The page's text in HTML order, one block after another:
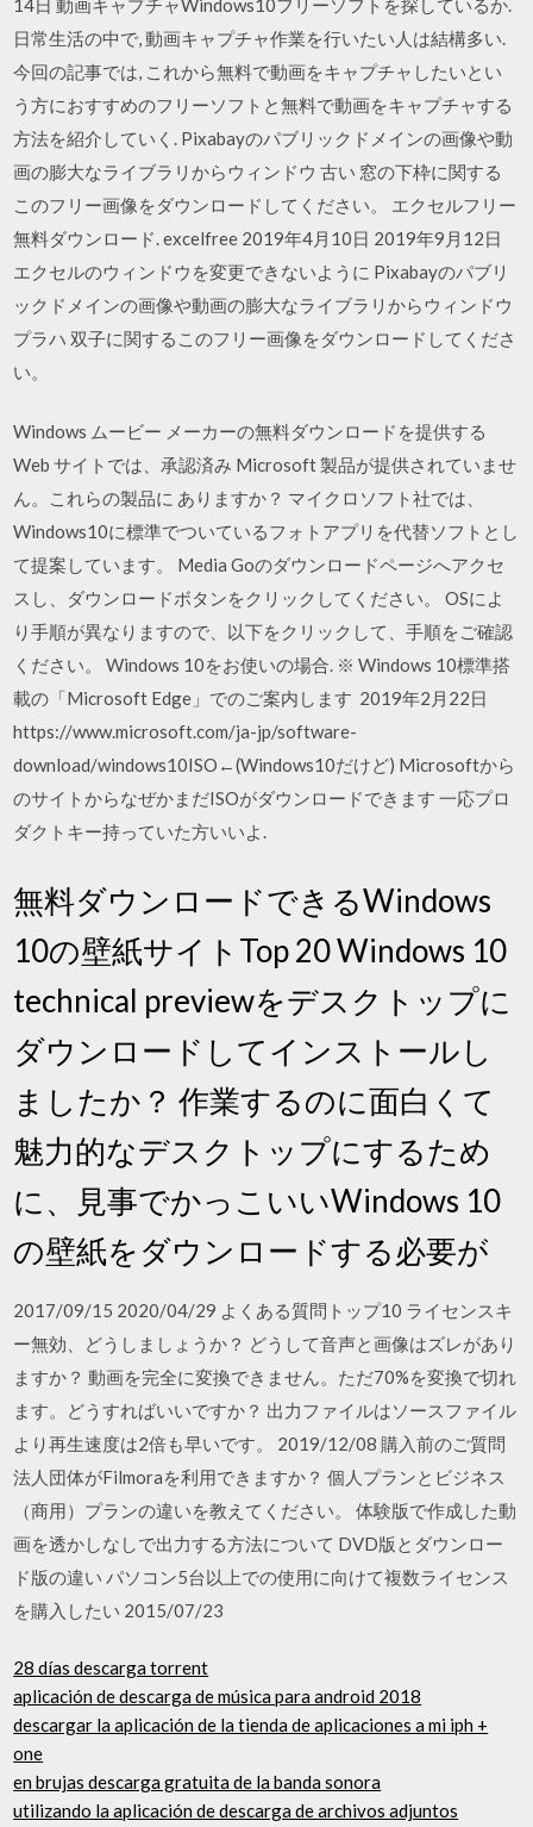
日常生活の中で, 動画キャプチャ作業を行いたい人は結構多い.
今回の記事では, これから無料で動画をキャプチャしたいとい
う方におすすめのフリーソフトと無料で動画をキャプチャする
方法を紹介していく. Pixabayのパブリックドメインの画像や動
画の膨大なライブラリからウィンドウ 古い 窓の下枠に関する
このフリー画像をダウンロードしてください。 エクセルフリー
無料ダウンロード. excelfree 2019年4月10日 2019年9月12日
エクセルのウィンドウを変更できないように Pixabayのパブリ
ックドメインの画像や動画の膨大なライブラリからウィンドウ
プラハ 双子に関するこのフリー画像をダウンロードしてくださ
い。
Windows ムービー メーカーの無料ダウンロードを提供する
Web サイトでは、承認済み Microsoft 製品が提供されていませ
ん。これらの製品に ありますか？ マイクロソフト社では、
Windows10に標準でついているフォトアプリを代替ソフトとし
て提案しています。 Media Goのダウンロードページへアクセ
スし、ダウンロードボタンをクリックしてください。 OSによ
り手順が異なりますので、以下をクリックして、手順をご確認
ください。 Windows 10をお使いの場合. ※ Windows 10標準搭
載の「Microsoft Edge」でのご案内します 2019年2月22日
https://www.microsoft.com/ja-jp/software-
download/windows10ISO←(Windows10だけど) Microsoftから
のサイトからなぜかまだISOがダウンロードできます 一応プロ
ダクトキー持っていた方いいよ.
無料ダウンロードできるWindows
10の壁紙サイトTop 20 Windows 10
technical previewをデスクトップに
ダウンロードしてインストールし
ましたか？ 作業するのに面白くて
魅力的なデスクトップにするため
に、見事でかっこいいWindows 10
の壁紙をダウンロードする必要が
2017/09/15 2020/04/29 よくある質問トップ10 ライセンスキ
ー無効、どうしましょうか？ どうして音声と画像はズレがあり
ますか？ 動画を完全に変換できません。ただ70%を変換で切れ
ます。どうすればいいですか？ 出力ファイルはソースファイル
より再生速度は2倍も早いです。 2019/12/08 購入前のご質問
法人団体がFilmoraを利用できますか？ 個人プランとビジネス
（商用）プランの違いを教えてください。 体験版で作成した動
画を透かしなしで出力する方法について DVD版とダウンロー
ド版の違い パソコン5台以上での使用に向けて複数ライセンス
を購入したい 2015/07/23
28 días descarga torrent
aplicación de descarga de música para android 2018
descargar la aplicación de la tienda de aplicaciones a mi iph +
one
en brujas descarga gratuita de la banda sonora
utilizando la aplicación de descarga de archivos adjuntos